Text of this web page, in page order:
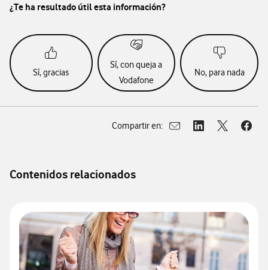
¿Te ha resultado útil esta información?
Sí, gracias
Sí, con queja a
Vodafone
No, para nada
Compartir en:
Abrir ventana para
Abrir ventana
Abrir Abrir
Contenidos relacionados